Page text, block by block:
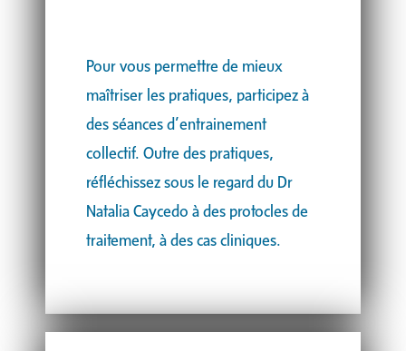
Pour vous permettre de mieux
maîtriser les pratiques, participez à
des séances d’entrainement
collectif. Outre des pratiques,
réfléchissez sous le regard du Dr
Natalia Caycedo à des protocles de
traitement, à des cas cliniques.